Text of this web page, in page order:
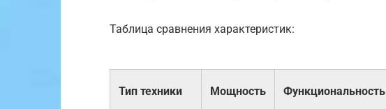
Таблица сравнения характеристик:
Тип техники Мощность Функциональность